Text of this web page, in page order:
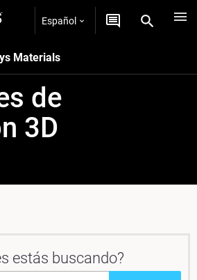
Español
Materials
de
3D
estás buscando?